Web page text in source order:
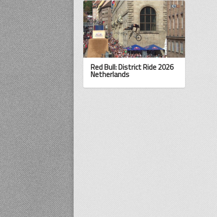
Red Bull: District Ride 2026
Netherlands